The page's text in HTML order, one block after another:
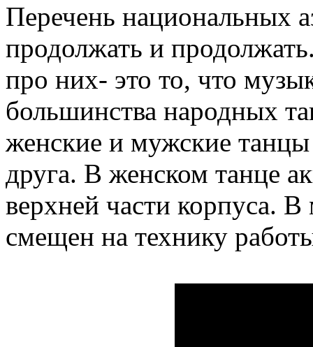
Перечень национальных
продолжать и
про них- это то, что
большинства народных
женские и мужские танцы
друга. В женском танце
верхней части корпуса.
смещен на технику